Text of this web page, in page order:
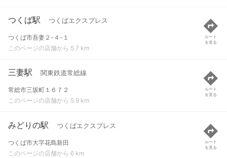
つくば駅 つくばエクスプレス
つくば市吾妻２-４-１
このページの店舗から 5.7 km
ルート
を見る
三妻駅 関東鉄道常総線
常総市三坂町１６７２
このページの店舗から 5.9 km
ルート
を見る
みどりの駅 つくばエクスプレス
つくば市大字花島新田
このページの店舗から 6 km
ルート
を見る